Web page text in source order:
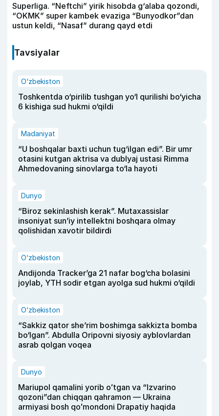
Superliga. “Neftchi” yirik hisobda g‘alaba qozondi,
“OKMK” super kambek evaziga “Bunyodkor”dan
ustun keldi, “Nasaf” durang qayd etdi
Tavsiyalar
O‘zbekiston
Toshkentda o‘pirilib tushgan yo‘l qurilishi bo‘yicha
6 kishiga sud hukmi o‘qildi
Madaniyat
“U boshqalar baxti uchun tug‘ilgan edi”. Bir umr
otasini kutgan aktrisa va dublyaj ustasi Rimma
Ahmedovaning sinovlarga to‘la hayoti
Dunyo
“Biroz sekinlashish kerak”. Mutaxassislar
insoniyat sun’iy intellektni boshqara olmay
qolishidan xavotir bildirdi
O‘zbekiston
Andijonda Tracker’ga 21 nafar bog‘cha bolasini
joylab, YTH sodir etgan ayolga sud hukmi o‘qildi
O‘zbekiston
“Sakkiz qator she’rim boshimga sakkizta bomba
bo‘lgan”. Abdulla Oripovni siyosiy ayblovlardan
asrab qolgan voqea
Dunyo
Mariupol qamalini yorib oʻtgan va “Izvarino
qozoni”dan chiqqan qahramon — Ukraina
armiyasi bosh qoʻmondoni Drapatiy haqida